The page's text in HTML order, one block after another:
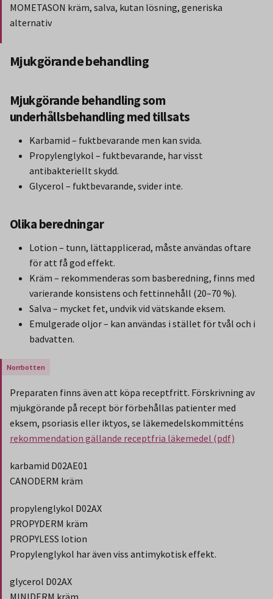
MOMETASON kräm, salva, kutan lösning, generiska
alternativ
Mjukgörande behandling
Mjukgörande behandling som
underhållsbehandling med tillsats
Karbamid – fuktbevarande men kan svida.
Propylenglykol – fuktbevarande, har visst
antibakteriellt skydd.
Glycerol – fuktbevarande, svider inte.
Olika beredningar
Lotion – tunn, lättapplicerad, måste användas oftare
för att få god effekt.
Kräm – rekommenderas som basberedning, finns med
varierande konsistens och fettinnehåll (20–70 %).
Salva – mycket fet, undvik vid vätskande eksem.
Emulgerade oljor – kan användas i stället för tvål och i
badvatten.
Gäller endast för Region Norrbotten.
Preparaten finns även att köpa receptfritt. Förskrivning av
mjukgörande på recept bör förbehållas patienter med
eksem, psoriasis eller iktyos, se läkemedelskommitténs
rekommendation gällande receptfria läkemedel (pdf)
karbamid D02AE01
CANODERM kräm
propylenglykol D02AX
PROPYDERM kräm
PROPYLESS lotion
Propylenglykol har även viss antimykotisk effekt.
glycerol D02AX
MINIDERM kräm